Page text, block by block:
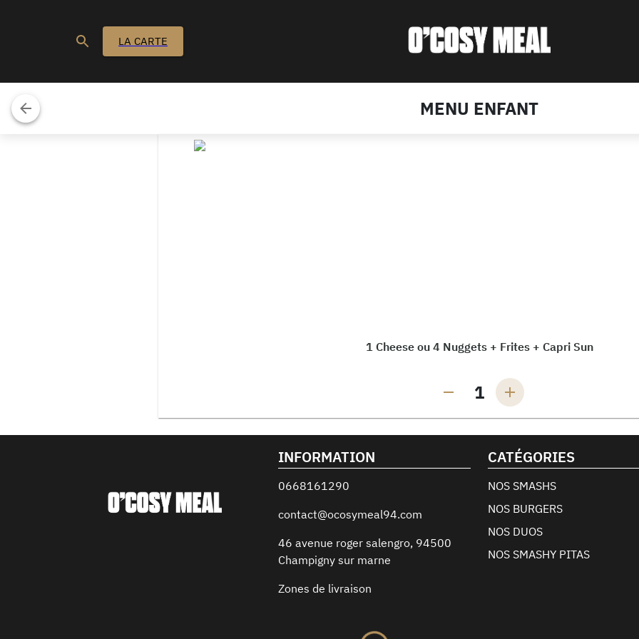
LA CARTE
MENU ENFANT
1 Cheese ou 4 Nuggets + Frites + Capri Sun
1
INFORMATION
0668161290
contact@ocosymeal94.com
46 avenue roger salengro, 94500
Champigny sur marne
Zones de livraison
CATÉGORIES
NOS SMASHS
NOS BURGERS
NOS DUOS
NOS SMASHY PITAS